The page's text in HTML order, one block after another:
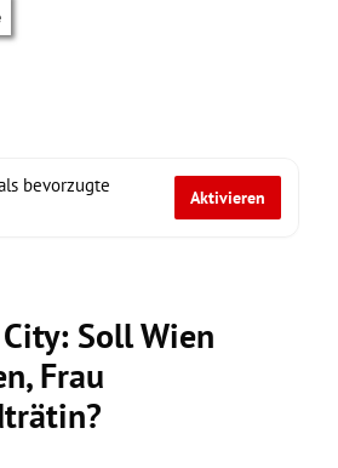
bevorzugte
Aktivieren
Soll Wien
Frau